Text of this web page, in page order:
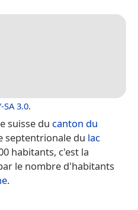
SA 3.0.
suisse du canton du
septentrionale du lac
habitants, c'est la
le nombre d'habitants
.